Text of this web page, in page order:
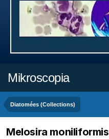
Mikroscopia
Diatomées (Collections)
Melosira moniliformis